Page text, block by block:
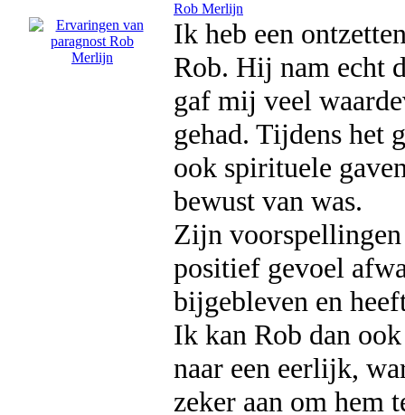
Rob Merlijn
Ik heb een
Rob. Hij nam echt
gaf mij veel
gehad. Tijdens
ook spirituele
bewust van was.
Zijn voorspellingen
positief gevoel
bijgebleven en
Ik kan Rob dan
naar een eerlijk,
zeker aan om hem